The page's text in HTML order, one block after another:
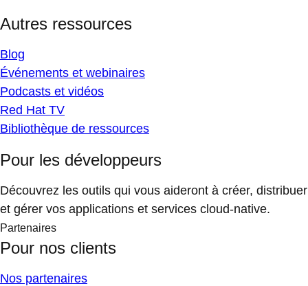
Autres ressources
Blog
Événements et webinaires
Podcasts et vidéos
Red Hat TV
Bibliothèque de ressources
Pour les développeurs
Découvrez les outils qui vous aideront à créer, distribuer
et gérer vos applications et services cloud-native.
Partenaires
Pour nos clients
Nos partenaires